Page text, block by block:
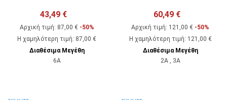
43,49 €
Αρχική τιμή: 87,00 € -50%
Η χαμηλότερη τιμή: 87,00 €
Διαθέσιμα Μεγέθη
6A
60,49 €
Αρχική τιμή: 121,00 € -50%
Η χαμηλότερη τιμή: 121,00 €
Διαθέσιμα Μεγέθη
2A , 3A